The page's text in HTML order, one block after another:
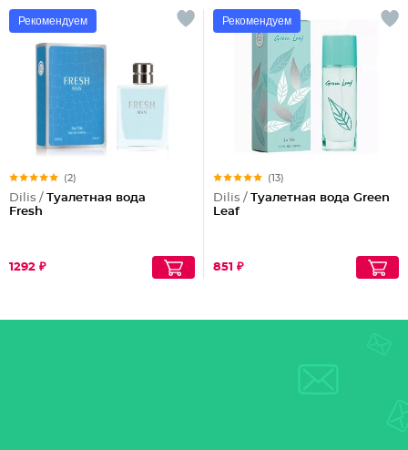
Рекомендуем
(2)
Dilis / Туалетная вода
Fresh
1292 ₽
Рекомендуем
(13)
Dilis / Туалетная вода Green
Leaf
851 ₽